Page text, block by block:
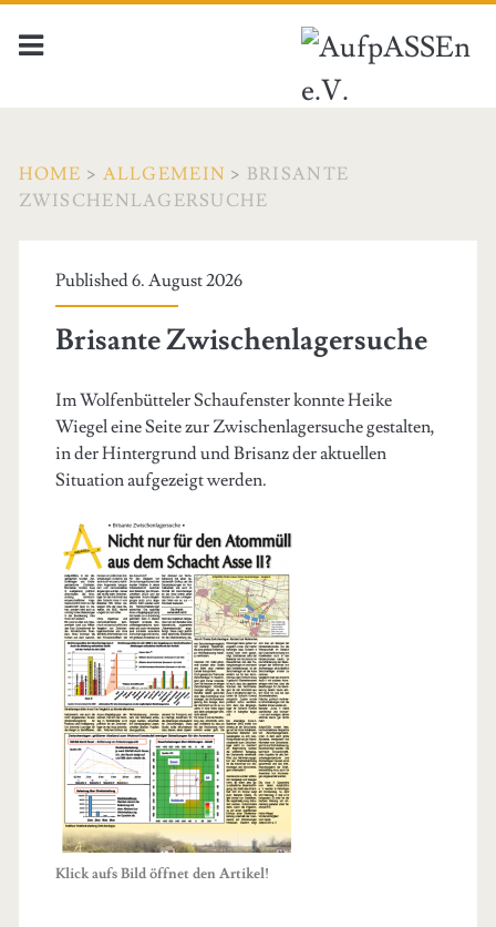
HOME > ALLGEMEIN > BRISANTE
ZWISCHENLAGERSUCHE
Published 6. August 2026
Brisante Zwischenlagersuche
Im Wolfenbütteler Schaufenster konnte Heike
Wiegel eine Seite zur Zwischenlagersuche gestalten,
in der Hintergrund und Brisanz der aktuellen
Situation aufgezeigt werden.
Klick aufs Bild öffnet den Artikel!